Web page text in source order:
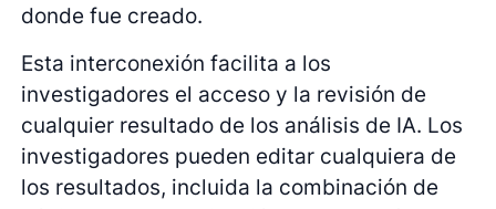
donde fue creado.
Esta interconexión facilita a los
investigadores el acceso y la revisión de
cualquier resultado de los análisis de IA. Los
investigadores pueden editar cualquiera de
los resultados, incluida la combinación de